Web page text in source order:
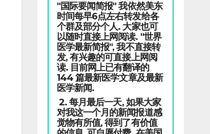
"国际要闻简报" 我依然美东
时间每早6点左右转发给各
个群及部分个人. 大家也可
以随时直接上网阅读. "世界
医学最新简报", 我不直接转
发, 有兴趣的可直接上网阅
读. 目前网上已有翻译的
144 篇最新医学文章及最新
医学新闻.
2. 每月最后一天, 如果大家
对我这一个月的新闻报道感
觉物有所值, 得到了有价值